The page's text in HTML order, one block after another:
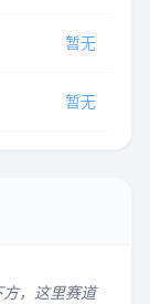
暂无
暂无
，这里赛道